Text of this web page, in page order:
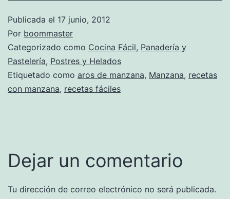
Publicada el 17 junio, 2012
Por boommaster
Categorizado como Cocina Fácil, Panadería y
Pastelería, Postres y Helados
Etiquetado como aros de manzana, Manzana, recetas
con manzana, recetas fáciles
Dejar un comentario
Tu dirección de correo electrónico no será publicada.